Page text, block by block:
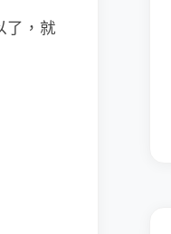
了，就